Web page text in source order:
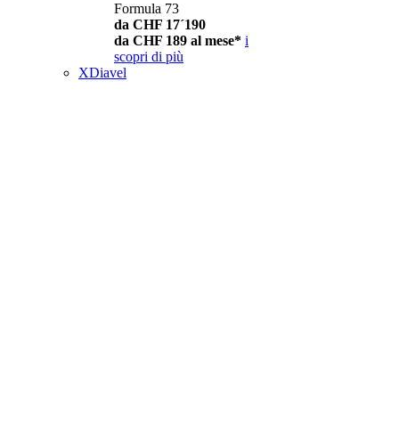
Formula 73
da CHF 17´190
da CHF 189 al mese* i
scopri di più
XDiavel